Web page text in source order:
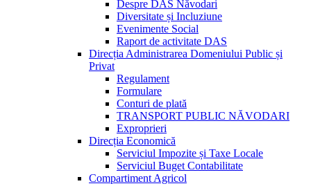
Despre DAS Năvodari
Diversitate și Incluziune
Evenimente Social
Raport de activitate DAS
Direcția Administrarea Domeniului Public și
Privat
Regulament
Formulare
Conturi de plată
TRANSPORT PUBLIC NĂVODARI
Exproprieri
Direcția Economică
Serviciul Impozite și Taxe Locale
Serviciul Buget Contabilitate
Compartiment Agricol